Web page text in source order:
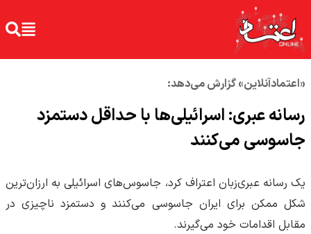
«اعتمادآنلاین» گزارش می‌دهد:
رسانه عبری: اسرائیلی‌ها با حداقل دستمزد
جاسوسی می‌کنند
یک رسانه عبری‌زبان اعتراف کرد، جاسوس‌های اسرائیلی به ارزان‌‌ترین
شکل ممکن برای ایران جاسوسی می‌کنند و دستمزد ناچیزی در
مقابل اقدامات خود می‌گیرند.